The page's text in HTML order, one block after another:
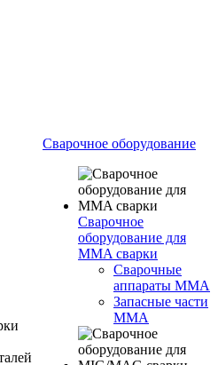
Сварочное оборудование
Сварочное
оборудование для
MMA сварки
Сварочные
аппараты MMA
Запасные части
MMA